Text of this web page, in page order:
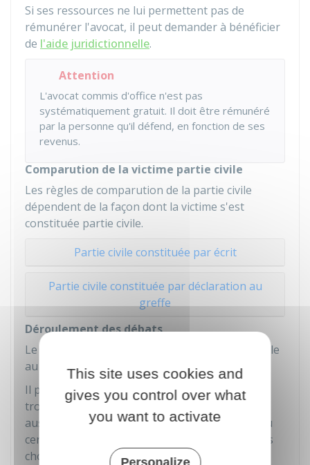
Si ses ressources ne lui permettent pas de
rémunérer l'avocat, il peut demander à bénéficier
de l'aide juridictionnelle.
Attention
L'avocat commis d'office n'est pas
systématiquement gratuit. Il doit être rémunéré
par la personne qu'il défend, en fonction de ses
revenus.
Comparution de la victime partie civile
Les règles de comparution de la partie civile
dépendent de la façon dont la victime s'est
constituée partie civile.
Partie civile constituée par écrit
Partie civile constituée par déclaration au
greffe
Déroulement des débats
Le président du tribunal mène les débats et veille
au bon déroulement de l'audience.
Il peut par exemple expulser une personne qui
trouble les débats y compris le prévenu. Il peut
aussi interdire l'accès de la salle aux mineurs ou
certains d'entre eux si les débats risquent de les
choquer.
This site uses cookies and
gives you control over what
you want to activate
Personalize